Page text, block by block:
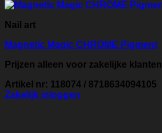
Nail art
Magnetic Magic CHROME Pigment
Prijzen alleen voor zakelijke klanten
Artikel nr: 118074 / 8718634094105
Zakelijk inloggen